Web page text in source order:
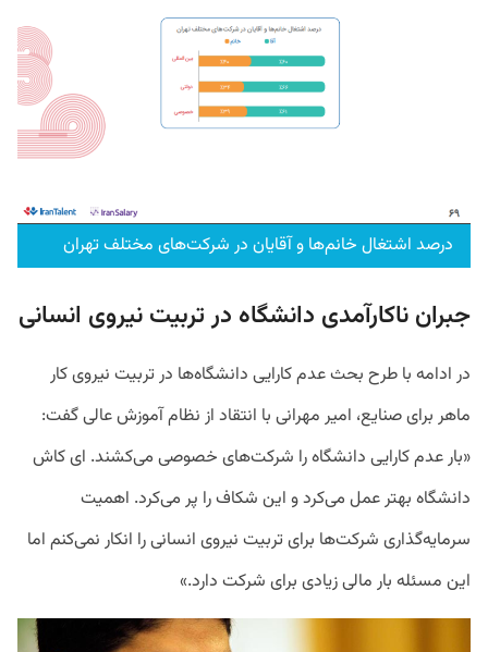
درصد اشتغال خانم‌ها و آقایان در شرکت‌‌های مختلف تهران
جبران ناکارآمدی دانشگاه در تربیت نیروی انسانی
در ادامه با طرح بحث عدم کارایی دانشگاه‌ها در تربیت نیروی کار
ماهر برای صنایع، امیر مهرانی با انتقاد از نظام آموزش عالی گفت:
«بار عدم کارایی دانشگاه را شرکت‌های خصوصی می‌کشند. ای کاش
دانشگاه بهتر عمل می‌‌کرد و این شکاف را پر می‌کرد. اهمیت
سرمایه‌‌‌گذاری شرکت‌ها برای تربیت نیروی انسانی را انکار نمی‌کنم اما
این مسئله بار مالی زیادی برای شرکت دارد.»